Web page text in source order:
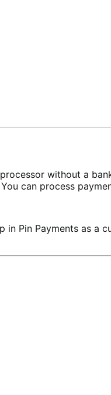
without a
can process
Pin Payments as